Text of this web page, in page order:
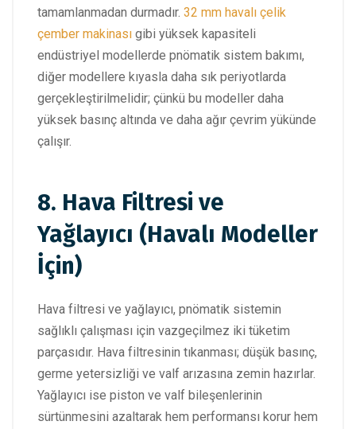
tamamlanmadan durmadır. 32 mm havalı çelik
çember makinası gibi yüksek kapasiteli
endüstriyel modellerde pnömatik sistem bakımı,
diğer modellere kıyasla daha sık periyotlarda
gerçekleştirilmelidir; çünkü bu modeller daha
yüksek basınç altında ve daha ağır çevrim yükünde
çalışır.
8. Hava Filtresi ve
Yağlayıcı (Havalı Modeller
İçin)
Hava filtresi ve yağlayıcı, pnömatik sistemin
sağlıklı çalışması için vazgeçilmez iki tüketim
parçasıdır. Hava filtresinin tıkanması; düşük basınç,
germe yetersizliği ve valf arızasına zemin hazırlar.
Yağlayıcı ise piston ve valf bileşenlerinin
sürtünmesini azaltarak hem performansı korur hem